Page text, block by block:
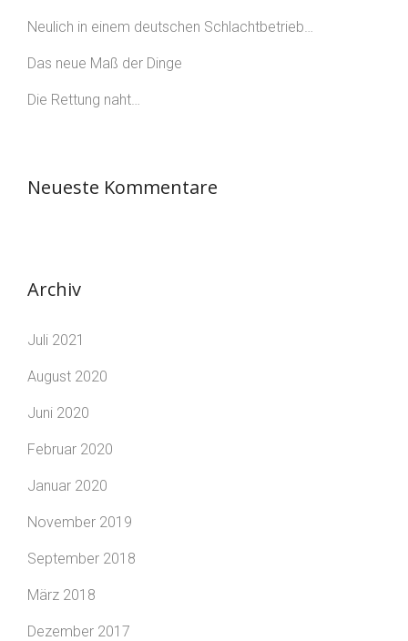
Neulich in einem deutschen Schlachtbetrieb…
Das neue Maß der Dinge
Die Rettung naht…
Neueste Kommentare
Archiv
Juli 2021
August 2020
Juni 2020
Februar 2020
Januar 2020
November 2019
September 2018
März 2018
Dezember 2017